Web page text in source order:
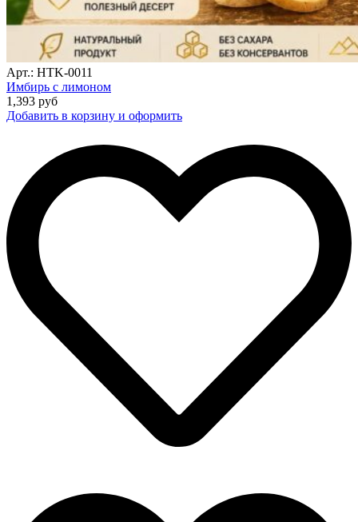
Арт.: HTK-0011
Имбирь с лимоном
1,393 руб
Добавить в корзину и оформить